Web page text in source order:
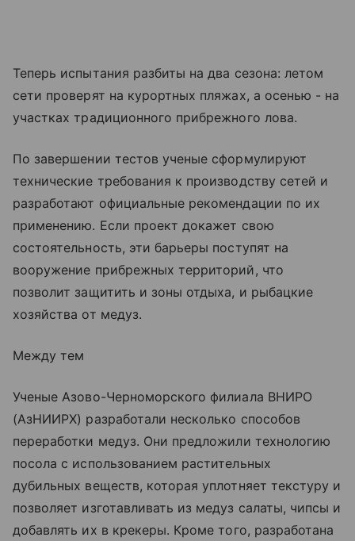
Теперь испытания разбиты на два сезона: летом
сети проверят на курортных пляжах, а осенью - на
участках традиционного прибрежного лова.
По завершении тестов ученые сформулируют
технические требования к производству сетей и
разработают официальные рекомендации по их
применению. Если проект докажет свою
состоятельность, эти барьеры поступят на
вооружение прибрежных территорий, что
позволит защитить и зоны отдыха, и рыбацкие
хозяйства от медуз.
Между тем
Ученые Азово-Черноморского филиала ВНИРО
(АзНИИРХ) разработали несколько способов
переработки медуз. Они предложили технологию
посола с использованием растительных
дубильных веществ, которая уплотняет текстуру и
позволяет изготавливать из медуз салаты, чипсы и
добавлять их в крекеры. Кроме того, разработана